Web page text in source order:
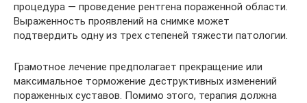
процедура — проведение рентгена пораженной области.
Выраженность проявлений на снимке может
подтвердить одну из трех степеней тяжести патологии.
Грамотное лечение предполагает прекращение или
максимальное торможение деструктивных изменений
пораженных суставов. Помимо этого, терапия должна